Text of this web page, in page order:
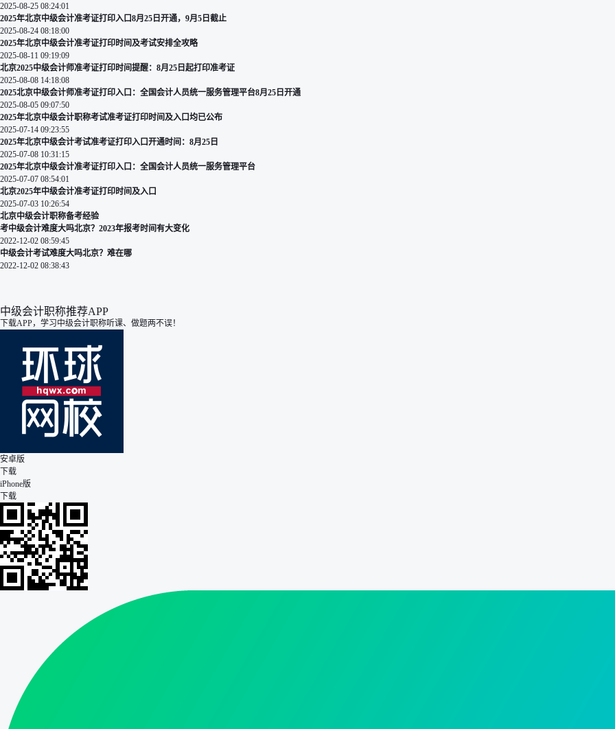
2025-08-25 08:24:01
2025年北京中级会计准考证打印入口8月25日开通，9月5日截止
2025-08-24 08:18:00
2025年北京中级会计准考证打印时间及考试安排全攻略
2025-08-11 09:19:09
北京2025中级会计师准考证打印时间提醒：8月25日起打印准考证
2025-08-08 14:18:08
2025北京中级会计师准考证打印入口：全国会计人员统一服务管理平台8月25日开通
2025-08-05 09:07:50
2025年北京中级会计职称考试准考证打印时间及入口均已公布
2025-07-14 09:23:55
2025年北京中级会计考试准考证打印入口开通时间：8月25日
2025-07-08 10:31:15
2025年北京中级会计准考证打印入口：全国会计人员统一服务管理平台
2025-07-07 08:54:01
北京2025年中级会计准考证打印时间及入口
2025-07-03 10:26:54
北京中级会计职称备考经验
考中级会计难度大吗北京？2023年报考时间有大变化
2022-12-02 08:59:45
中级会计考试难度大吗北京？难在哪
2022-12-02 08:38:43
中级会计职称推荐APP
下载APP，学习中级会计职称听课、做题两不误！
安卓版
下载
iPhone版
下载